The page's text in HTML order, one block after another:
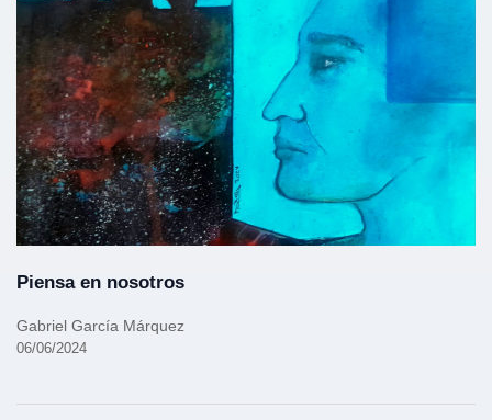
Piensa en nosotros
Gabriel García Márquez
06/06/2024